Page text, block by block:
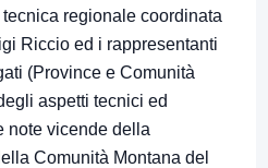
regionale coordinata
Riccio ed i rappresentanti
(Province e Comunità
aspetti tecnici ed
note vicende della
Comunità Montana del